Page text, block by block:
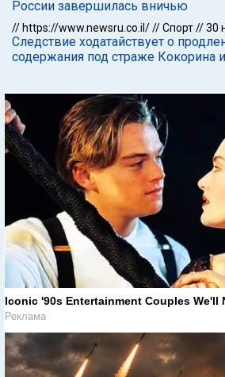
России завершилась вничью
// https://www.newsru.co.il///Спорт//30
Следствие ходатайствует о
содержания под страже Кокорина
Iconic '90s Entertainment Couples We'll
Реклама